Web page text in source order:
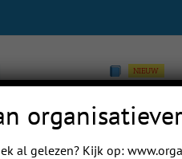
NIEUW
al gelezen? Kijk op: